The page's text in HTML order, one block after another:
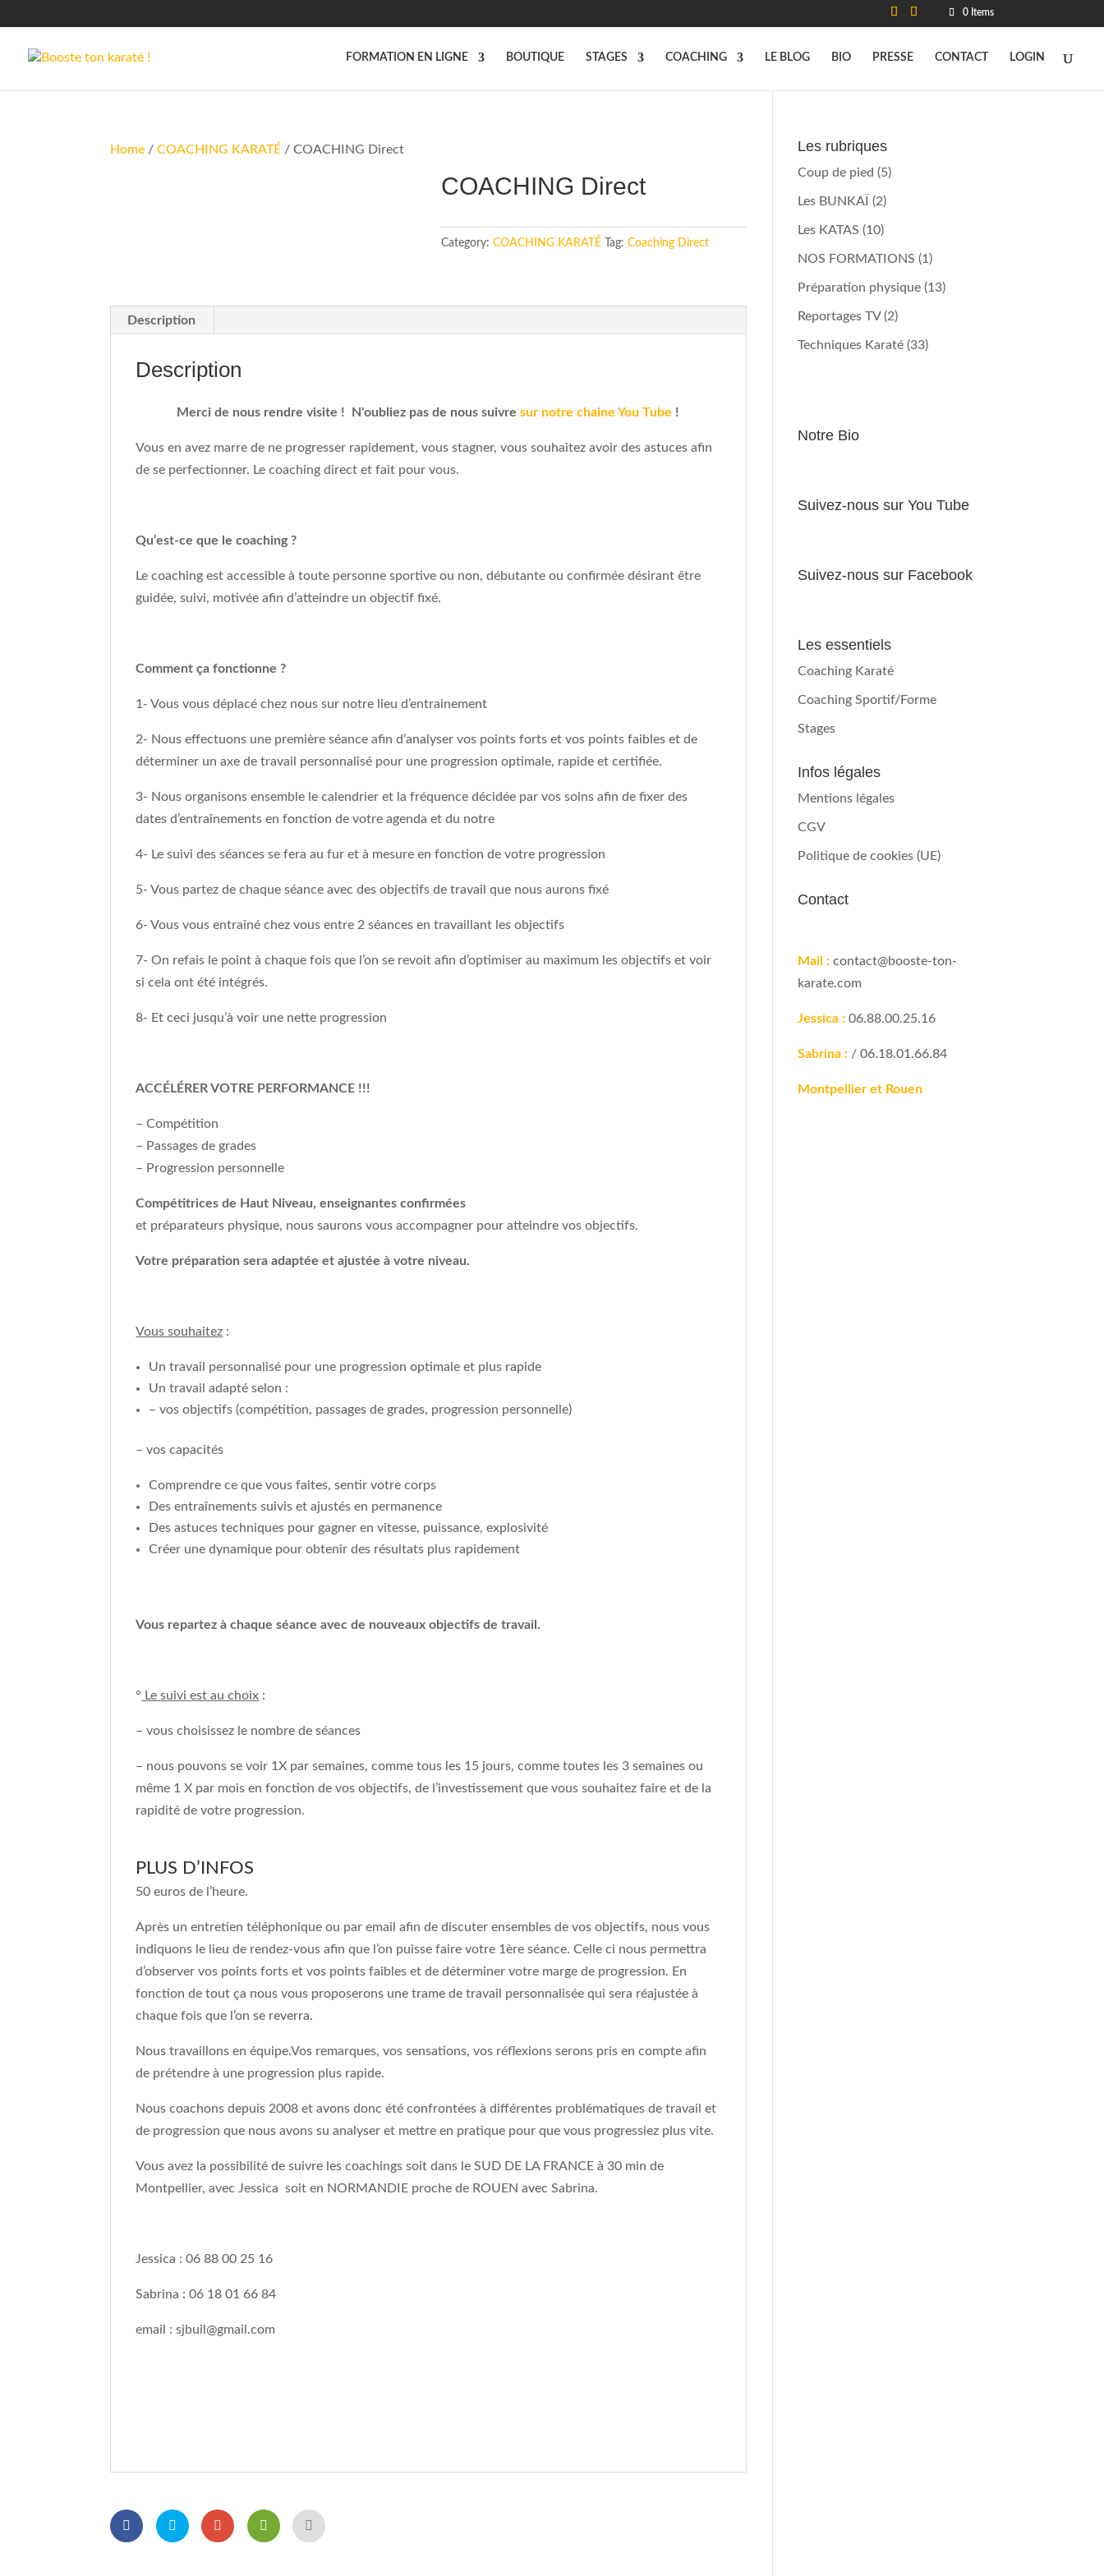
0 Items
FORMATION EN LIGNE BOUTIQUE STAGES COACHING LE BLOG BIO PRESSE CONTACT LOGIN
Home /COACHING KARATÉ / COACHING Direct
COACHING Direct
Category: COACHING KARATÉ Tag: Coaching Direct
Description
Description
Merci de nous rendre visite ! N'oubliez pas de nous suivresur notre chaine You Tube !
Vous en avez marre de ne progresser rapidement, vous stagner, vous souhaitez avoir des astuces afin
de se perfectionner. Le coaching direct et fait pour vous.
Qu’est-ce que le coaching ?
Le coaching est accessible à toute personne sportive ou non, débutante ou confirmée désirant être
guidée, suivi, motivée afin d’atteindre un objectif fixé.
Comment ça fonctionne ?
1- Vous vous déplacé chez nous sur notre lieu d’entrainement
2- Nous effectuons une première séance afin d’analyser vos points forts et vos points faibles et de
déterminer un axe de travail personnalisé pour une progression optimale, rapide et certifiée.
3- Nous organisons ensemble le calendrier et la fréquence décidée par vos soins afin de fixer des
dates d’entraînements en fonction de votre agenda et du notre
4- Le suivi des séances se fera au fur et à mesure en fonction de votre progression
5- Vous partez de chaque séance avec des objectifs de travail que nous aurons fixé
6- Vous vous entraîné chez vous entre 2 séances en travaillant les objectifs
7- On refais le point à chaque fois que l’on se revoit afin d’optimiser au maximum les objectifs et voir
si cela ont été intégrés.
8- Et ceci jusqu’à voir une nette progression
ACCÉLÉRERVOTRE PERFORMANCE !!!
– Compétition
– Passages de grades
– Progression personnelle
Compétitrices de Haut Niveau, enseignantes confirmées
et préparateurs physique, nous saurons vous accompagner pour atteindre vos objectifs.
Votre préparation sera adaptée et ajustée à votre niveau.
Vous souhaitez :
Un travail personnalisé pour une progression optimale et plus rapide
Un travail adapté selon :
– vos objectifs (compétition, passages de grades, progression personnelle)
– vos capacités
Comprendre ce que vous faites, sentir votre corps
Des entraînements suivis et ajustés en permanence
Des astuces techniques pour gagner en vitesse, puissance, explosivité
Créer une dynamique pour obtenir des résultats plus rapidement
Vous repartez à chaque séance avec de nouveaux objectifs de travail.
° Le suivi est au choix :
– vous choisissez le nombre de séances
– nous pouvons se voir 1X par semaines, comme tous les 15 jours, comme toutes les 3 semaines ou
même 1 X par mois en fonction de vos objectifs, de l’investissement que vous souhaitez faire et de la
rapidité de votre progression.
PLUS D’INFOS
50 euros de l’heure.
Après un entretien téléphonique ou par email afin de discuter ensembles de vos objectifs, nous vous
indiquons le lieu de rendez-vous afin que l’on puisse faire votre 1ère séance. Celle ci nous permettra
d’observer vos points forts et vos points faibles et de déterminer votre marge de progression. En
fonction de tout ça nous vous proposerons une trame de travail personnalisée qui sera réajustée à
chaque fois que l’on se reverra.
Nous travaillons en équipe.Vos remarques, vos sensations, vos réflexions serons pris en compte afin
de prétendre à une progression plus rapide.
Nous coachons depuis 2008 et avons donc été confrontées à différentes problématiques de travail et
de progression que nous avons su analyser et mettre en pratique pour que vous progressiez plus vite.
Vous avez la possibilité de suivre les coachings soit dans le SUD DE LA FRANCE à 30 min de
Montpellier, avec Jessica soit en NORMANDIE proche de ROUEN avec Sabrina.
Jessica : 06 88 00 25 16
Sabrina : 06 18 01 66 84
email : sjbuil@gmail.com
Les rubriques
Coup de pied (5)
Les BUNKAÏ (2)
Les KATAS (10)
NOS FORMATIONS (1)
Préparation physique(13)
Reportages TV(2)
Techniques Karaté(33)
Notre Bio
Suivez-nous sur You Tube
Suivez-nous sur Facebook
Les essentiels
Coaching Karaté
Coaching Sportif/Forme
Stages
Infos légales
Mentions légales
CGV
Politique de cookies (UE)
Contact
Mail :contact@booste-ton-
karate.com
Jessica : 06.88.00.25.16
Sabrina : / 06.18.01.66.84
Montpellier et Rouen